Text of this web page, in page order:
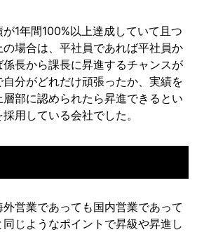
1年間100%以上達成していて且つ
場合は、平社員であれば平社員か
長から課長に昇進するチャンスが
分がどれだけ頑張ったか、実績を
部に認められたら昇進できるとい
用している会社でした。
営業であっても国内営業であって
じようなポイントで昇級や昇進し